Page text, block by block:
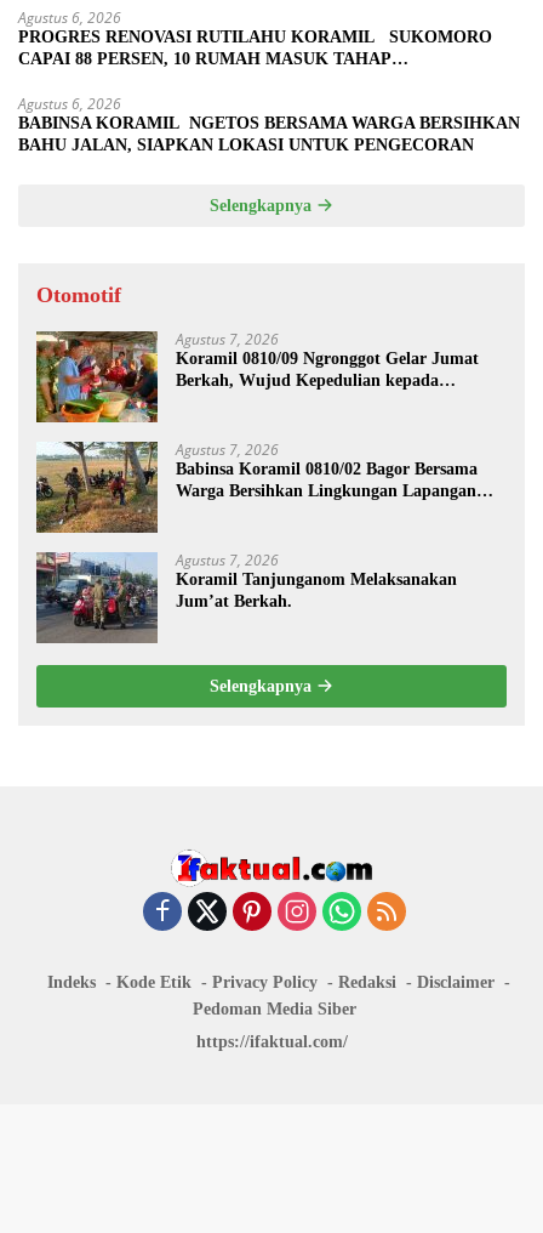
Agustus 6, 2026
PROGRES RENOVASI RUTILAHU KORAMIL SUKOMORO
CAPAI 88 PERSEN, 10 RUMAH MASUK TAHAP
Agustus 6, 2026
BABINSA KORAMIL NGETOS BERSAMA WARGA BERSIHKAN
BAHU JALAN, SIAPKAN LOKASI UNTUK PENGECORAN
Selengkapnya
Otomotif
Agustus 7, 2026
Koramil 0810/09 Ngronggot Gelar Jumat
Berkah, Wujud Kepedulian kepada
Agustus 7, 2026
Babinsa Koramil 0810/02 Bagor Bersama
Warga Bersihkan Lingkungan Lapangan
Agustus 7, 2026
Koramil Tanjunganom Melaksanakan
Jum’at Berkah.
Selengkapnya
Indeks Kode Etik Privacy Policy Redaksi
Disclaimer
Pedoman Media Siber
https://ifaktual.com/